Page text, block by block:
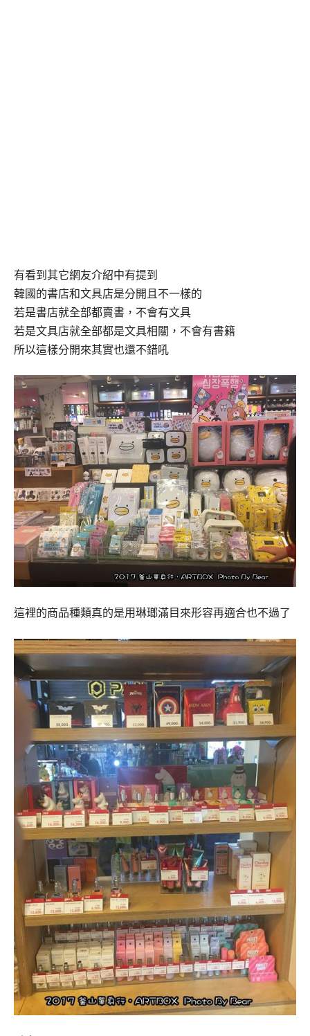
有看到其它網友介紹中有提到
韓國的書店和文具店是分開且不一樣的
若是書店就全部都賣書，不會有文具
若是文具店就全部都是文具相關，不會有書籍
所以這樣分開來其實也還不錯吼
這裡的商品種類真的是用琳瑯滿目來形容再適合也不過了